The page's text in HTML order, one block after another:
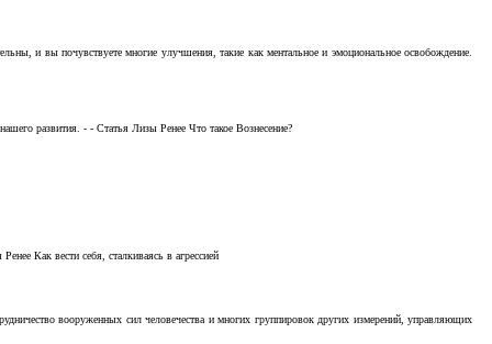
и вы почувствуете многие улучшения, такие как ментальное и эмоциональное освобождение.
развития. - - Статья Лизы Ренее Что такое Вознесение?
Как вести себя, сталкиваясь в агрессией
вооруженных сил человечества и многих группировок других измерений, управляющих